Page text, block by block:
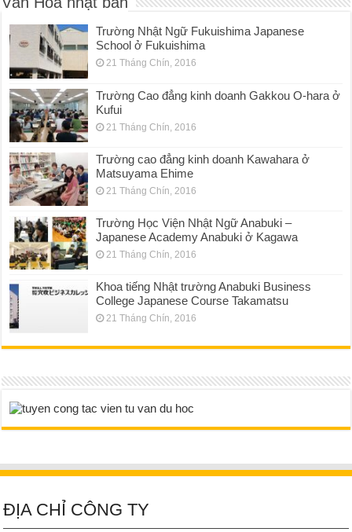
Trường Nhật Ngữ Fukuishima Japanese
School ở Fukuishima
21 Tháng Chín, 2016
Trường Cao đẳng kinh doanh Gakkou O-hara ở
Kufui
21 Tháng Chín, 2016
Trường cao đẳng kinh doanh Kawahara ở
Matsuyama Ehime
21 Tháng Chín, 2016
Trường Học Viện Nhật Ngữ Anabuki –
Japanese Academy Anabuki ở Kagawa
21 Tháng Chín, 2016
Khoa tiếng Nhật trường Anabuki Business
College Japanese Course Takamatsu
21 Tháng Chín, 2016
ĐỊA CHỈ CÔNG TY